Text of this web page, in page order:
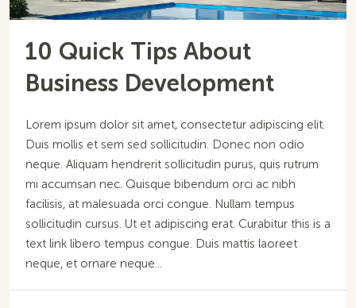
10 Quick Tips About
Business Development
Lorem ipsum dolor sit amet, consectetur adipiscing elit.
Duis mollis et sem sed sollicitudin. Donec non odio
neque. Aliquam hendrerit sollicitudin purus, quis rutrum
mi accumsan nec. Quisque bibendum orci ac nibh
facilisis, at malesuada orci congue. Nullam tempus
sollicitudin cursus. Ut et adipiscing erat. Curabitur this is a
text link libero tempus congue. Duis mattis laoreet
neque, et ornare neque...